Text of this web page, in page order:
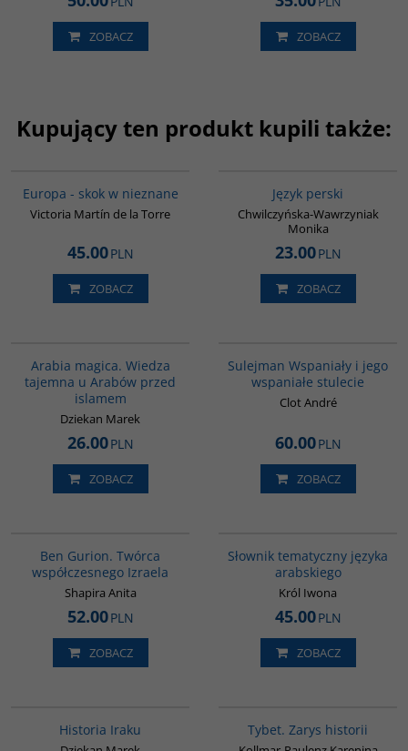
ZOBACZ ZOBACZ
Kupujący ten produkt kupili także:
Europa - skok w nieznane
Victoria Martín de la Torre
45.00PLN
ZOBACZ
Język perski
Chwilczyńska-Wawrzyniak
Monika
23.00PLN
ZOBACZ
Arabia magica. Wiedza
tajemna u Arabów przed
islamem
Dziekan Marek
26.00PLN
ZOBACZ
Sulejman Wspaniały i jego
wspaniałe stulecie
Clot André
60.00PLN
ZOBACZ
Ben Gurion. Twórca
współczesnego Izraela
Shapira Anita
52.00PLN
ZOBACZ
Słownik tematyczny języka
arabskiego
Król Iwona
45.00PLN
ZOBACZ
Historia Iraku Tybet. Zarys historii